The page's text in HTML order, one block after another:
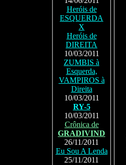
Heróis de
ESQUERDA
X
Heróis de
DIREITA
10/03/2011
ZUMBIS à
Esquerda,
VAMPIROS à
Direita
10/03/2011
RY-5
10/03/2011
Crônica de
GRADIVIND
26/11/2011
Eu Sou A Lenda
25/11/2011